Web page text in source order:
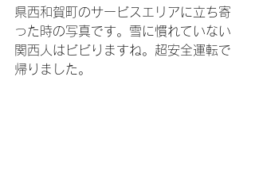
県西和賀町のサービスエリアに立ち寄
った時の写真です。雪に慣れていない
関西人はビビりますね。超安全運転で
帰りました。